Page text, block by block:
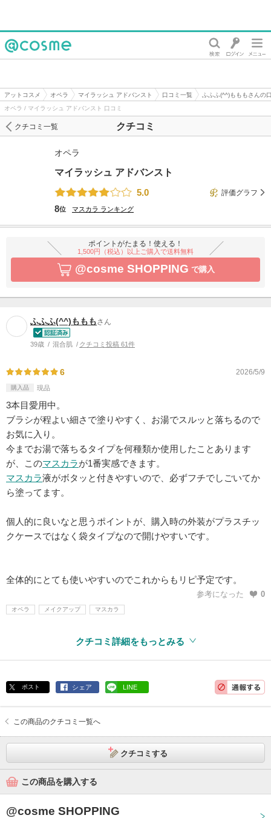
アットコスメ オペラ マイラッシュ アドバンスト 口コミ一覧
ふふふ(^^)もももさんの
オペラ / マイラッシュ アドバンスト 口コミ
クチコミ
クチコミ一覧
オペラ
マイラッシュ アドバンスト
5.0
評価グラフ
8位 マスカラ ランキング
ポイントがたまる！使える！
1,500円（税込）以上ご購入で送料無料
@cosme SHOPPING で購入
ふふふ(^^)もももさん
39歳 混合肌 クチコミ投稿 61件
6 2026/5/9
購入品 現品
3本目愛用中。
ブラシが程よい細さで塗りやすく、お湯でスルッと落ちるので
お気に入り。
今までお湯で落ちるタイプを何種類か使用したことあります
が、このマスカラが1番実感できます。
マスカラ液がボタッと付きやすいので、必ずフチでしごいてか
ら塗ってます。
個人的に良いなと思うポイントが、購入時の外装がプラスチッ
クケースではなく袋タイプなので開けやすいです。
全体的にとても使いやすいのでこれからもリピ予定です。
参考になった 0
オペラ メイクアップ マスカラ
クチコミ詳細をもっとみる
ポスト シェア LINE
この商品のクチコミ一覧へ
クチコミする
この商品を購入する
@cosme SHOPPING